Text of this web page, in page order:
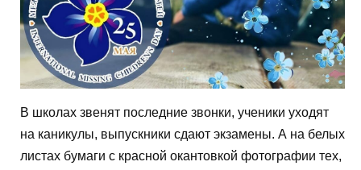
В школах звенят последние звонки, ученики уходят
на каникулы, выпускники сдают экзамены. А на белых
листах бумаги с красной окантовкой фотографии тех,